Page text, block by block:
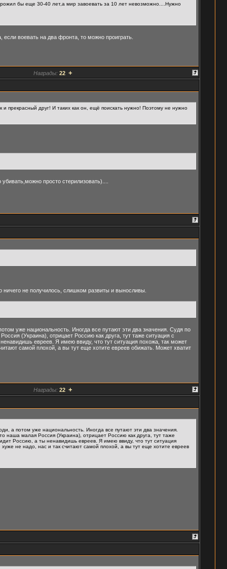
бы еще 30-40 лет,а мир завоевать за 10 лет невозможно....Нужно
воевать на два фронта, то можно проиграть.
Награды: 22 +
прекрасный друг! И таких как он, ещё поискать нужно! Поэтому не нужно
просто стерилизовать)....
не получилось, слишком развиты и выносливы.
уже национальность. Иногда все путают эти два значения. Судя по
(Украина), отрицает Россию как друга, тут таже ситуация с
евреев. Я имею ввиду, что тут ситуация похожа, так может
самой плохой, а вы тут еще хотите евреев обижать. Может хватит
Награды: 22 +
а потом уже национальность. Иногда все путают эти два значения.
наша малая Россия (Украина), отрицает Россию как друга, тут таже
Россию, а ты ненавидишь евреев. Я имею ввиду, что тут ситуация
не надо, нас и так считают самой плохой, а вы тут еще хотите евреев